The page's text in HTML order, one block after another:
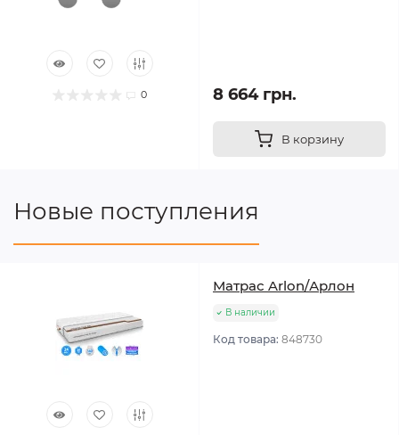
0 8 664 грн.
В корзину
Новые поступления
Матрас Arlon/Арлон
В наличии
Код товара: 848730